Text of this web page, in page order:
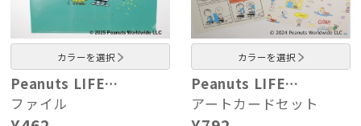
カラーを選択
Peanuts LIFE…
ファイル
カラーを選択
Peanuts LIFE…
アートカードセット